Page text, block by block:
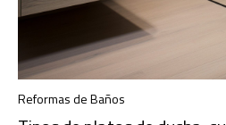
Reformas de Baños